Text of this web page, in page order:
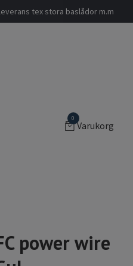
tex stora baslådor m.m
0
Varukorg
power wire